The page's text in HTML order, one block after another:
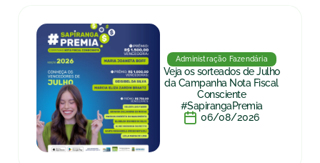
Administração Fazendária
Veja os sorteados de Julho
da Campanha Nota Fiscal
Consciente
#SapirangaPremia
06/08/2026